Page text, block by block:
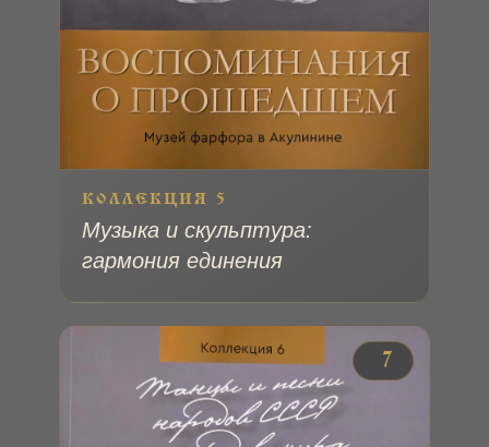
КОЛЛЕКЦИЯ 5
Музыка и скульптура:
гармония единения
№ 7